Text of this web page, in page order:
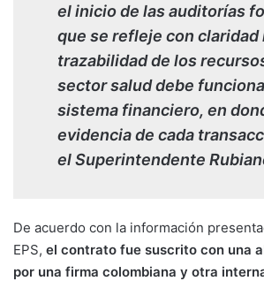
el inicio de las auditorías
que se refleje con claridad
trazabilidad de los
sector salud debe
sistema financiero, en
evidencia de cada
el Superintendente
De acuerdo con la información
EPS, el contrato fue suscrito con una
por una firma colombiana y otra